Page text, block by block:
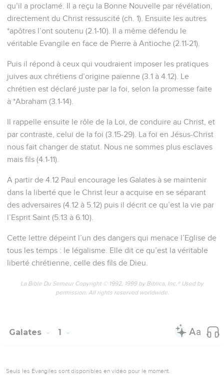
qu’il a proclamé. Il a reçu la Bonne Nouvelle par révélation,
directement du Christ ressuscité (ch. 1). Ensuite les autres
*apôtres l’ont soutenu (2.1-10). Il a même défendu le
véritable Evangile en face de Pierre à Antioche (2.11-21).
Puis il répond à ceux qui voudraient imposer les pratiques
juives aux chrétiens d’origine païenne (3.1 à 4.12). Le
chrétien est déclaré juste par la foi, selon la promesse faite
à *Abraham (3.1-14).
Il rappelle ensuite le rôle de la Loi, de conduire au Christ, et
par contraste, celui de la foi (3.15-29). La foi en Jésus-Christ
nous fait changer de statut. Nous ne sommes plus esclaves
mais fils (4.1-11).
A partir de 4.12 Paul encourage les Galates à se maintenir
dans la liberté que le Christ leur a acquise en se séparant
des adversaires (4.12 à 5.12) puis il décrit ce qu’est la vie par
l’Esprit Saint (5.13 à 6.10).
Cette lettre dépeint l’un des dangers qui menace l’Eglise de
tous les temps : le légalisme. Elle dit ce qu’est la véritable
liberté chrétienne, celle des fils de Dieu.
La Bible Du Semeur Copyright © 1992, 1999 by Biblica, Inc.® Used by
permission. All rights reserved worldwide.
Galates 1
Seuls les Évangiles sont disponibles en vidéo pour le moment.